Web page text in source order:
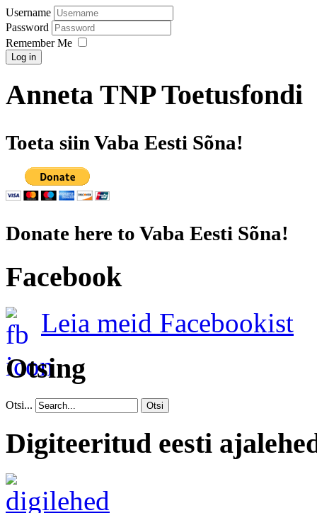
Username
Password
Remember Me
Log in
Anneta TNP Toetusfondi
Toeta siin Vaba Eesti Sõna!
Donate here to Vaba Eesti Sõna!
Facebook
Leia meid Facebookist
Otsing
Otsi... Otsi
Digiteeritud eesti